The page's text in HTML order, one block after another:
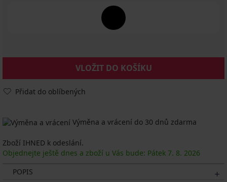
VLOŽIT DO KOŠÍKU
Přidat do oblíbených
Výměna a vrácení do 30 dnů zdarma
Zboží IHNED k odeslání.
Objednejte ještě dnes a zboží u Vás bude: Pátek 7. 8. 2026
POPIS